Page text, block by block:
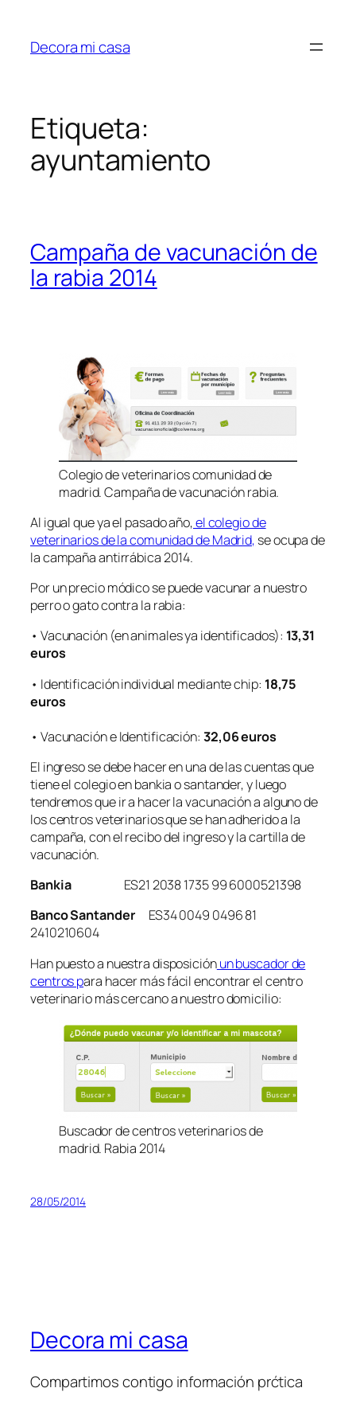
contenido
Decora mi casa
Etiqueta:
ayuntamiento
Campaña de vacunación de
la rabia 2014
Colegio de veterinarios comunidad de
madrid. Campaña de vacunación rabia.
Al igual que ya el pasado año,el colegio de
veterinarios de la comunidad de Madrid, se ocupa de
la campaña antirrábica 2014.
Por un precio módico se puede vacunar a nuestro
perro o gato contra la rabia:
• Vacunación (en animales ya identificados): 13,31
euros
• Identificación individual mediante chip: 18,75
euros
• Vacunación e Identificación: 32,06 euros
El ingreso se debe hacer en una de las cuentas que
tiene el colegio en bankia o santander, y luego
tendremos que ir a hacer la vacunación a alguno de
los centros veterinarios que se han adherido a la
campaña, con el recibo del ingreso y la cartilla de
vacunación.
BankiaES21 2038 1735 99 6000521398
Banco SantanderES34 0049 0496 81
2410210604
Han puesto a nuestra disposiciónun buscador de
centros para hacer más fácil encontrar el centro
veterinario más cercano a nuestro domicilio:
Buscador de centros veterinarios de
madrid. Rabia 2014
28/05/2014
Decora mi casa
Compartimos contigo información prćtica